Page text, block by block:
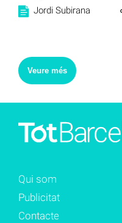
Jordi Subirana
Veure més
Qui som
Publicitat
Contacte